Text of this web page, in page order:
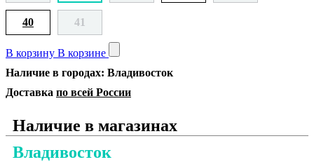
40 41
В корзину В корзине
Наличие в городах: Владивосток
Доставка по всей России
Наличие в магазинах
Владивосток